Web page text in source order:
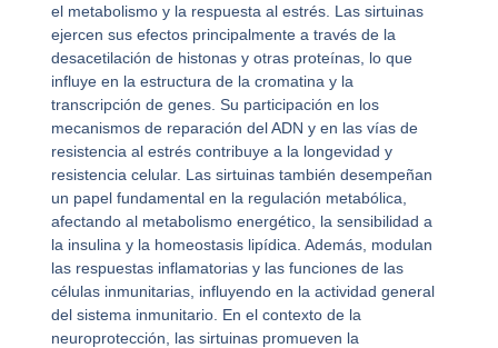
el metabolismo y la respuesta al estrés. Las sirtuinas
ejercen sus efectos principalmente a través de la
desacetilación de histonas y otras proteínas, lo que
influye en la estructura de la cromatina y la
transcripción de genes. Su participación en los
mecanismos de reparación del ADN y en las vías de
resistencia al estrés contribuye a la longevidad y
resistencia celular. Las sirtuinas también desempeñan
un papel fundamental en la regulación metabólica,
afectando al metabolismo energético, la sensibilidad a
la insulina y la homeostasis lipídica. Además, modulan
las respuestas inflamatorias y las funciones de las
células inmunitarias, influyendo en la actividad general
del sistema inmunitario. En el contexto de la
neuroprotección, las sirtuinas promueven la